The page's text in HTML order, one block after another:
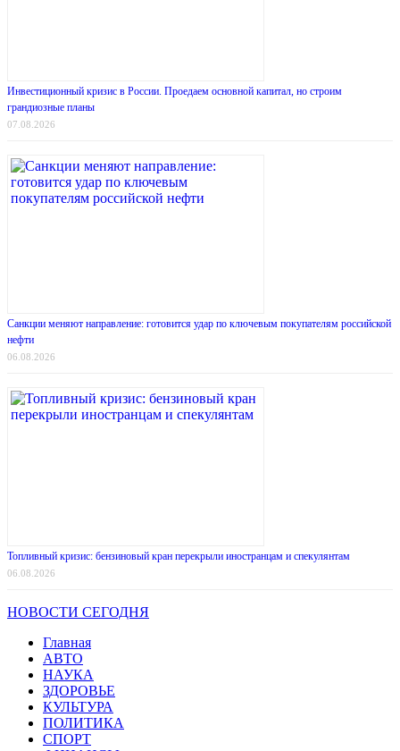
Инвестиционный кризис в России. Проедаем основной капитал, но строим
грандиозные планы
07.08.2026
Санкции меняют направление: готовится удар по ключевым покупателям российской
нефти
06.08.2026
Топливный кризис: бензиновый кран перекрыли иностранцам и спекулянтам
06.08.2026
НОВОСТИ СЕГОДНЯ
Главная
АВТО
НАУКА
ЗДОРОВЬЕ
КУЛЬТУРА
ПОЛИТИКА
СПОРТ